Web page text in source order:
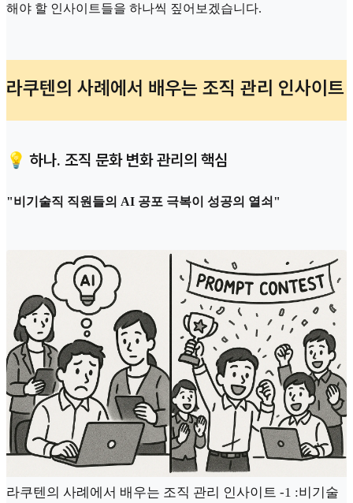
해야 할 인사이트들을 하나씩 짚어보겠습니다.
라쿠텐의 사례에서 배우는 조직 관리 인사이트
💡 하나. 조직 문화 변화 관리의 핵심
"비기술직 직원들의 AI 공포 극복이 성공의 열쇠"
라쿠텐의 사례에서 배우는 조직 관리 인사이트 -1 :비기술